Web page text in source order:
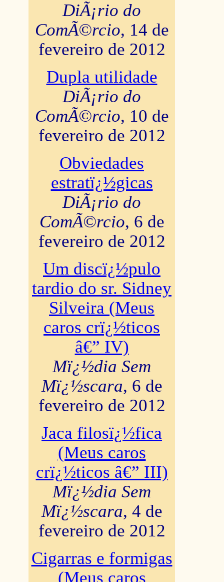
DiÃ¡rio do
ComÃ©rcio, 14 de
fevereiro de 2012
Dupla utilidade
DiÃ¡rio do
ComÃ©rcio, 10 de
fevereiro de 2012
Obviedades
estratï¿½gicas
DiÃ¡rio do
ComÃ©rcio, 6 de
fevereiro de 2012
Um discï¿½pulo
tardio do sr. Sidney
Silveira (Meus
caros crï¿½ticos
â€” IV)
Mï¿½dia Sem
Mï¿½scara, 6 de
fevereiro de 2012
Jaca filosï¿½fica
(Meus caros
crï¿½ticos â€” III)
Mï¿½dia Sem
Mï¿½scara, 4 de
fevereiro de 2012
Cigarras e formigas
(Meus caros